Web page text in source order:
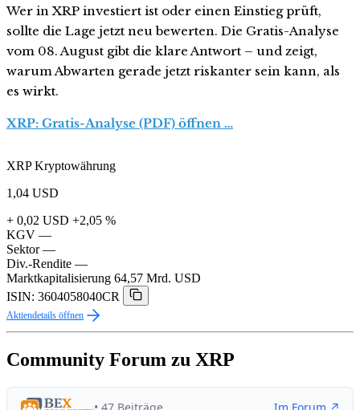
Wer in XRP investiert ist oder einen Einstieg prüft,
sollte die Lage jetzt neu bewerten. Die Gratis-Analyse
vom 08. August gibt die klare Antwort – und zeigt,
warum Abwarten gerade jetzt riskanter sein kann, als
es wirkt.
XRP: Gratis-Analyse (PDF) öffnen …
XRP Kryptowährung
1,04 USD
+ 0,02 USD +2,05 %
KGV —
Sektor —
Div.-Rendite —
Marktkapitalisierung 64,57 Mrd. USD
ISIN: 3604058040CR
Aktiendetails öffnen
Community Forum zu XRP